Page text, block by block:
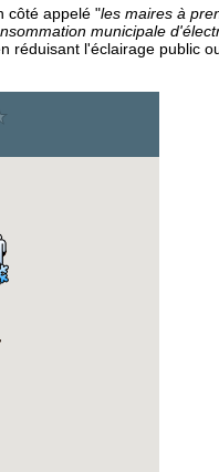
côté appelé "les maires à
municipale
réduisant l'éclairage public